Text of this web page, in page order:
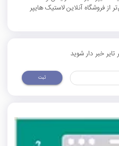
فروشگاه آنلاین لاستیک هایپر
خبر دار شوید
ثبت